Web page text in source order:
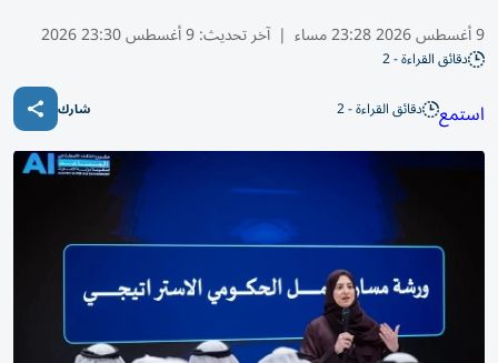
9 أغسطس 2026 23:28 مساء | آخر تحديث:9 أغسطس 23:30 2026
دقائق القراءة - 2
استمع دقائق القراءة - 2 شارك